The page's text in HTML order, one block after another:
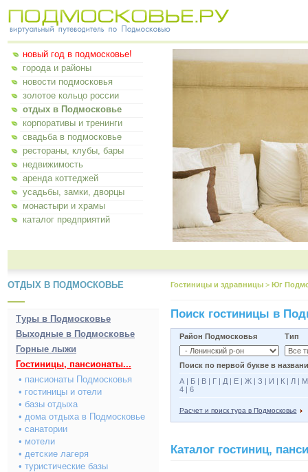
новый год в подмосковье!
города и районы
новости подмосковья
золотое кольцо россии
отдых в Подмосковье
корпоративы и тренинги
свадьба в подмосковье
рестораны, клубы, бары
недвижимость
аренда коттеджей
усадьбы, замки, дворцы
монастыри и храмы
каталог предприятий
ОТДЫХ В ПОДМОСКОВЬЕ
Туры в Подмосковье
Выходные в Подмосковье
Горные лыжи
Гостиницы, пансионаты...
• пансионаты Подмосковья
• гостиницы и отели
• базы отдыха
• дома отдыха в Подмосковье
• санатории
• мотели
• детские лагеря
• туристические базы
Гостиницы и здравницы > Юг
Поиск гостиницы в
Район Подмосковья Тип
Поиск по первой букве в
А| Б| В| Г| Д| Е| Ж| З | И | К| Л| М
4| 6
Расчет и поиск тура в Подмосковье
Каталог гостиниц,